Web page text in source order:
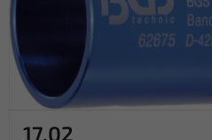
17,02